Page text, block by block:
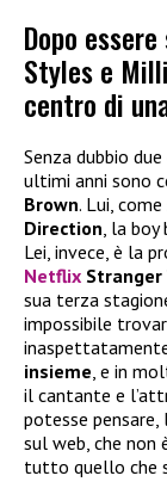
Dopo
Styles e
centro di
Senza dubbio
ultimi anni sono
Brown. Lui,
Direction, la boy
Lei, invece, è la
Netflix Stranger
sua terza
impossibile
insieme, e in
il cantante e
potesse
sul web, che non
tutto quello che